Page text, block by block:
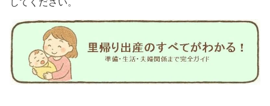
してください。